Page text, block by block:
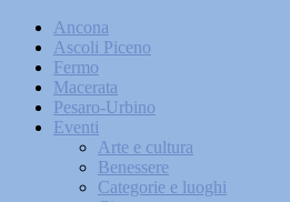
Ancona
Ascoli Piceno
Fermo
Macerata
Pesaro-Urbino
Eventi
Arte e cultura
Benessere
Categorie e luoghi